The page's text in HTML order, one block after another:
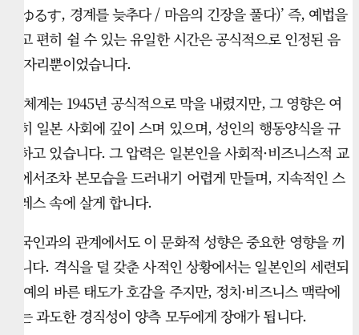
をゆるす, 경계를 늦추다 / 마음의 긴장을 풀다)’ 즉, 예법을
잊고 편히 쉴 수 있는 유일한 시간은 공식적으로 인정된 음
주 자리뿐이었습니다.
이 체계는 1945년 공식적으로 막을 내렸지만, 그 영향은 여
전히 일본 사회에 깊이 스며 있으며, 성인의 행동양식을 규
정하고 있습니다. 그 압력은 일본인을 사회적·비즈니스적 교
류에서조차 본모습을 드러내기 어렵게 만들며, 지속적인 스
트레스 속에 살게 합니다.
외국인과의 관계에서도 이 문화적 성향은 중요한 영향을 끼
칩니다. 격식을 덜 갖춘 사적인 상황에서는 일본인의 세련되
고 예의 바른 태도가 호감을 주지만, 정치·비즈니스 맥락에
서는 과도한 경직성이 양측 모두에게 장애가 됩니다.